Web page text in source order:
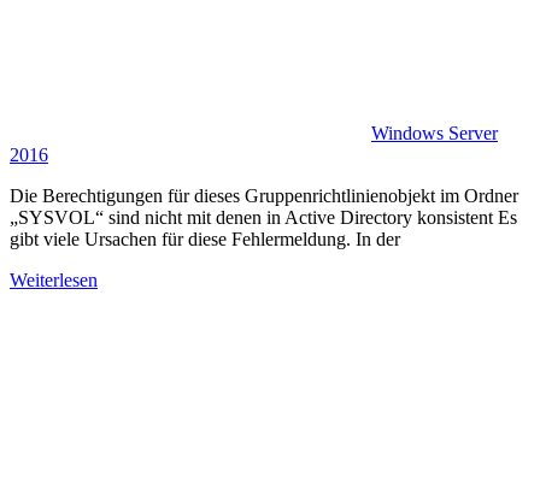
Windows Server
2016
Die Berechtigungen für dieses Gruppenrichtlinienobjekt im Ordner
„SYSVOL“ sind nicht mit denen in Active Directory konsistent Es
gibt viele Ursachen für diese Fehlermeldung. In der
Weiterlesen